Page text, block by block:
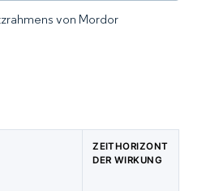
von Mordor
ZEITHORIZONT
DER WIRKUNG